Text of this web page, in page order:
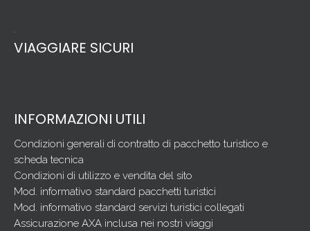
.
VIAGGIARE SICURI
INFORMAZIONI UTILI
Condizioni generali di contratto di pacchetto turistico e
scheda tecnica
Condizioni di utilizzo e vendita del sito
Mod. informativo standard pacchetti turistici
Mod. informativo standard servizi turistici collegati
Assicurazione AXA inclusa nei nostri viaggi